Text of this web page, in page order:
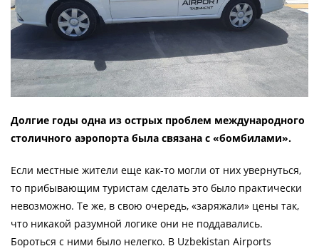
Долгие годы одна из острых проблем международного
столичного аэропорта была связана с «бомбилами».
Если местные жители еще как-то могли от них увернуться,
то прибывающим туристам сделать это было практически
невозможно. Те же, в свою очередь, «заряжали» цены так,
что никакой разумной логике они не поддавались.
Бороться с ними было нелегко. В Uzbekistan Airports